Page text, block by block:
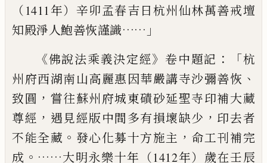
（1411年）辛卯孟春吉日杭州仙林萬善戒壇
知殿淨人鮑善恢謹識……」
《佛說法乘義決定經》 卷中題記 ：「杭
州府西湖南山高麗惠因華嚴講寺沙彌善恢 、
致圓 ， 嘗往蘇州府城東磧砂延聖寺印補大藏
尊經 ， 遇見經版中間多有損壞缺少 ， 印去者
不能全藏 。 發心化募十方施主 ， 命工刊補完
成 。……大明永樂十年（1412年）歲在壬辰